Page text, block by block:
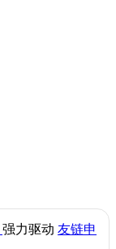
强力驱动 友链申